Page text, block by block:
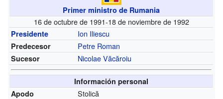
Primer ministro de Rumania
16 de octubre de 1991-18 de noviembre de 1992
Presidente Ion Iliescu
Predecesor Petre Roman
Sucesor Nicolae Văcăroiu
Información personal
Apodo
Stolică